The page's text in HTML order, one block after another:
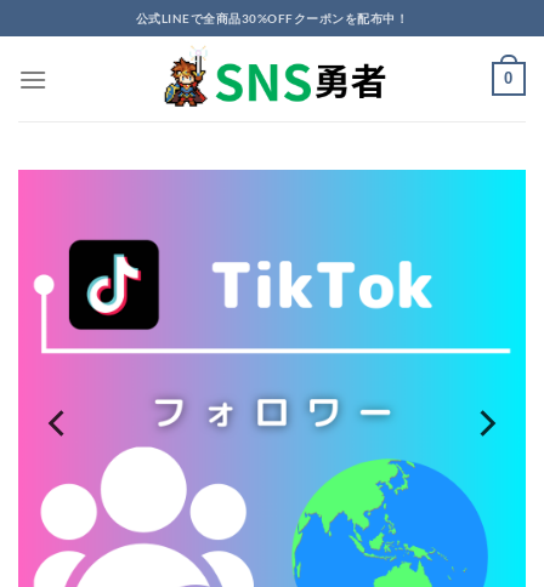
to
content
公式LINEで全商品30%OFFクーポンを配布中！
0